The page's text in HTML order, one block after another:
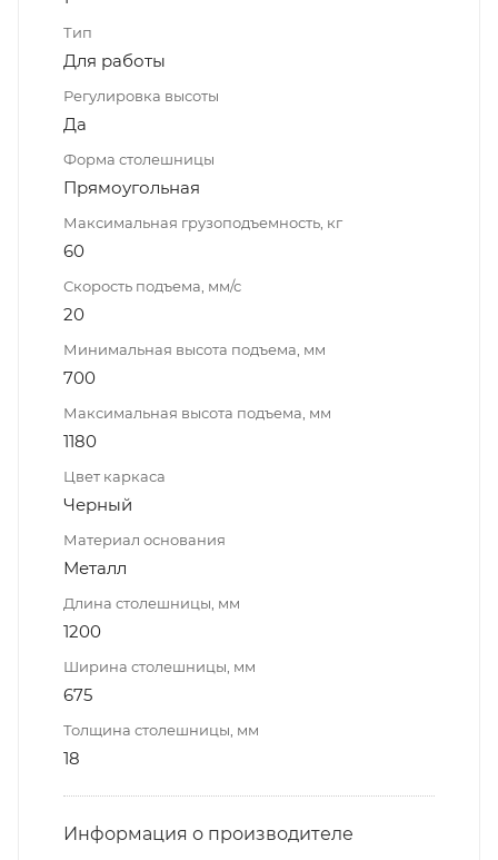
Тип
Для работы
Регулировка высоты
Да
Форма столешницы
Прямоугольная
Максимальная грузоподъемность, кг
60
Скорость подъема, мм/с
20
Минимальная высота подъема, мм
700
Максимальная высота подъема, мм
1180
Цвет каркаса
Черный
Материал основания
Металл
Длина столешницы, мм
1200
Ширина столешницы, мм
675
Толщина столешницы, мм
18
Информация о производителе